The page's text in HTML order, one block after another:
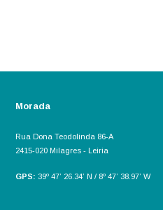
Morada
Rua Dona Teodolinda 86-A
2415-020 Milagres - Leiria
GPS: 39º 47’ 26.34’ N / 8º 47’ 38.97’ W